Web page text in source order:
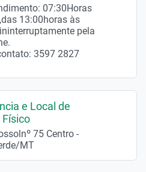
07:30Horas
13:00horas às
pela
3597 2827
e Local de
75 Centro -
MT